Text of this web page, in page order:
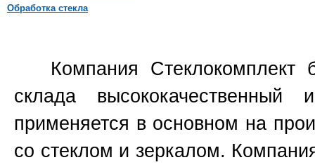
Обработка стекла
Компания Стеклокомплект
склада высококачественный
применяется в основном на
со стеклом и зеркалом.